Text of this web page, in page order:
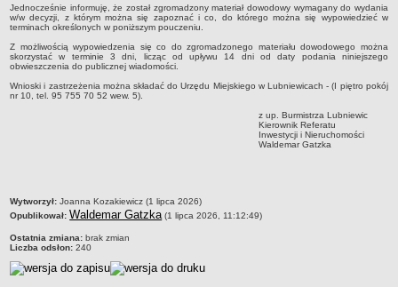
Przewodnik po urzędzie
Oświadczenia majątkowe
Raporty
Plan pracy Rady Miejskiej
Terminy posiedzeń Rady
Głosowania
Jednocześnie informuję, że został zgromadzony materiał dowodowy wymagany do wydania
w/w decyzji, z którym można się zapoznać i co, do którego można się wypowiedzieć w
terminach określonych w poniższym pouczeniu.
Z możliwością wypowiedzenia się co do zgromadzonego materiału dowodowego można
skorzystać w terminie 3 dni, licząc od upływu 14 dni od daty podania niniejszego
obwieszczenia do publicznej wiadomości.
Wnioski i zastrzeżenia można składać do Urzędu Miejskiego w Lubniewicach - (I piętro pokój
nr 10, tel. 95 755 70 52 wew. 5).
z up. Burmistrza Lubniewic
Kierownik Referatu
Inwestycji i Nieruchomości
Waldemar Gatzka
metryczka
Wytworzył: Joanna Kozakiewicz (1 lipca 2026)
Opublikował: Waldemar Gatzka (1 lipca 2026, 11:12:49)
Ostatnia zmiana: brak zmian
Liczba odsłon: 240